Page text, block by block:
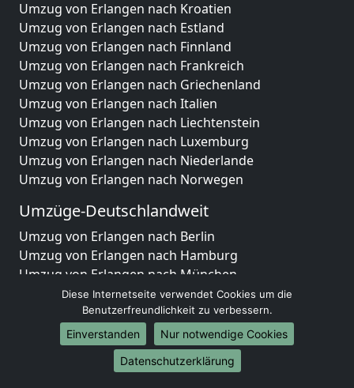
Umzug von Erlangen nach Kroatien
Umzug von Erlangen nach Estland
Umzug von Erlangen nach Finnland
Umzug von Erlangen nach Frankreich
Umzug von Erlangen nach Griechenland
Umzug von Erlangen nach Italien
Umzug von Erlangen nach Liechtenstein
Umzug von Erlangen nach Luxemburg
Umzug von Erlangen nach Niederlande
Umzug von Erlangen nach Norwegen
Umzüge-Deutschlandweit
Umzug von Erlangen nach Berlin
Umzug von Erlangen nach Hamburg
Umzug von Erlangen nach München
Umzug von Erlangen nach Köln
Umzug von Erlangen nach Frankfurt am Main
Umzug von Erlangen nach Stuttgart
Umzug von Erlangen nach Düsseldorf
Umzug von Erlangen nach Leipzig
Diese Internetseite verwendet Cookies um die
Benutzerfreundlichkeit zu verbessern.
Einverstanden
Nur notwendige Cookies
Datenschutzerklärung